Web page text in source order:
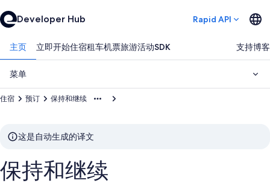
Developer Hub Rapid API
主页 立即开始住宿租车机票旅游活动SDK 支持博客
菜单
保持和继续
预订
住宿
这是自动生成的译文
保持和继续